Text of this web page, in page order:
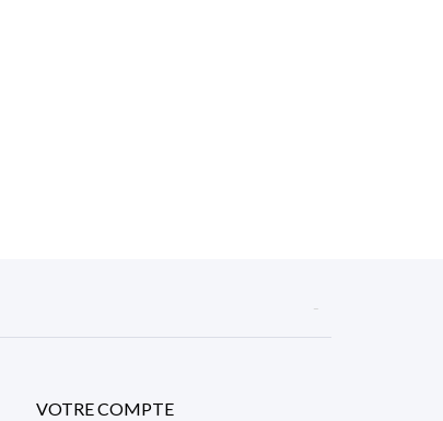

VOTRE COMPTE